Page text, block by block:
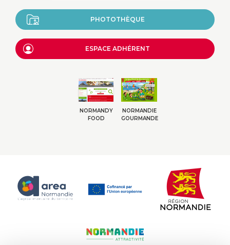
PHOTOTHÈQUE
ESPACE ADHÉRENT
NORMANDY
FOOD
NORMANDIE
GOURMANDE